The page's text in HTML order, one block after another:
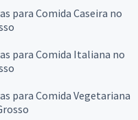
para Comida Caseira no
para Comida Italiana no
para Comida Vegetariana